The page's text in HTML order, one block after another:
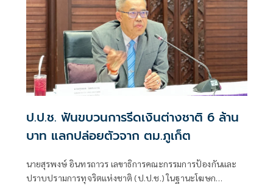
ป.ป.ช. ฟันขบวนการรีดเงินต่างชาติ 6 ล้าน
บาท แลกปล่อยตัวจาก ตม.ภูเก็ต
นายสุรพงษ์ อินทรถาวร เลขาธิการคณะกรรมการป้องกันและ
ปราบปรามการทุจริตแห่งชาติ (ป.ป.ช.) ในฐานะโฆษก